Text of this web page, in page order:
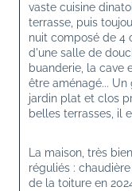
vaste cuisine
terrasse, puis
nuit composé de 4
d'une salle de
buanderie, la cave
être aménagé...
jardin plat et clos
belles terrasses, il
La maison, très
réguliés :
de la toiture en